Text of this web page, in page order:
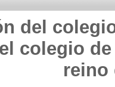
del
colegio
reino